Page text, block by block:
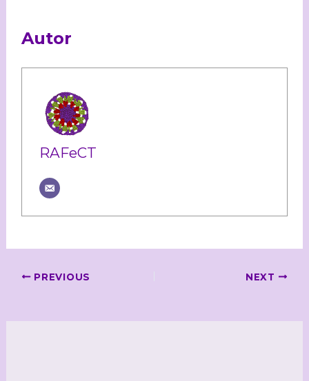
Autor
RAFeCT
PREVIOUS NEXT